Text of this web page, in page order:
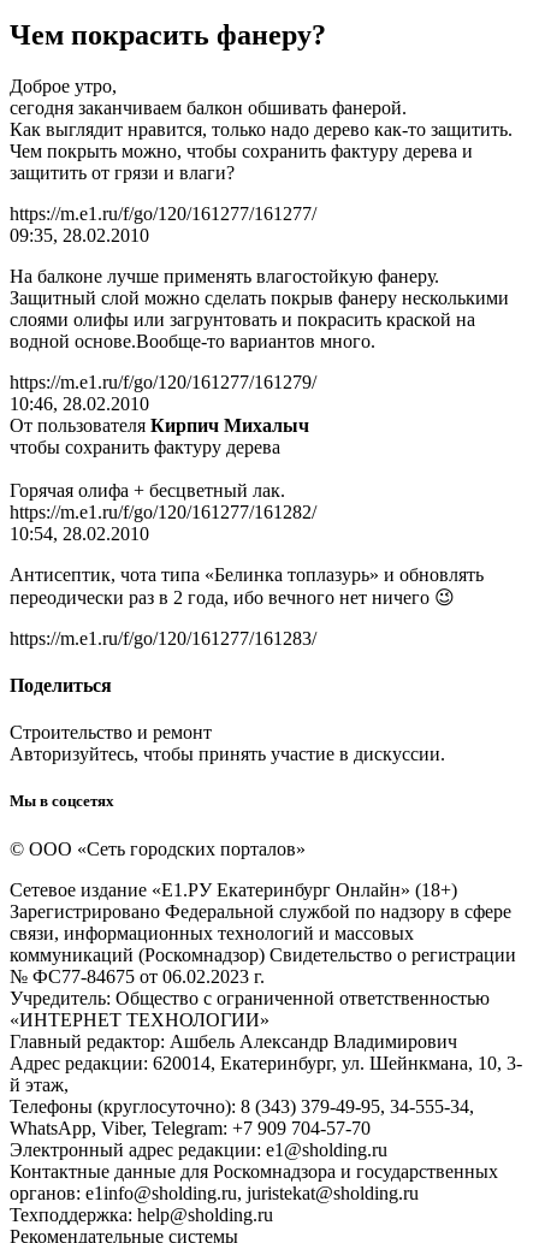
Чем покрасить фанеру?
Доброе утро,
сегодня заканчиваем балкон обшивать фанерой.
Как выглядит нравится, только надо дерево как-то защитить.
Чем покрыть можно, чтобы сохранить фактуру дерева и
защитить от грязи и влаги?
https://m.e1.ru/f/go/120/161277/161277/
09:35, 28.02.2010
На балконе лучше применять влагостойкую фанеру.
Защитный слой можно сделать покрыв фанеру несколькими
слоями олифы или загрунтовать и покрасить краской на
водной основе.Вообще-то вариантов много.
https://m.e1.ru/f/go/120/161277/161279/
10:46, 28.02.2010
От пользователя Кирпич Михалыч
чтобы сохранить фактуру дерева
Горячая олифа + бесцветный лак.
https://m.e1.ru/f/go/120/161277/161282/
10:54, 28.02.2010
Антисептик, чота типа «Белинка топлазурь» и обновлять
переодически раз в 2 года, ибо вечного нет ничего 😉
https://m.e1.ru/f/go/120/161277/161283/
Поделиться
Строительство и ремонт
Авторизуйтесь, чтобы принять участие в дискуссии.
Мы в соцсетях
© ООО «Сеть городских порталов»
Сетевое издание «Е1.РУ Екатеринбург Онлайн» (18+)
Зарегистрировано Федеральной службой по надзору в сфере
связи, информационных технологий и массовых
коммуникаций (Роскомнадзор) Свидетельство о регистрации
№ ФС77-84675 от 06.02.2023 г.
Учредитель: Общество с ограниченной ответственностью
«ИНТЕРНЕТ ТЕХНОЛОГИИ»
Главный редактор: Ашбель Александр Владимирович
Адрес редакции: 620014, Екатеринбург, ул. Шейнкмана, 10, 3-
й этаж,
Телефоны (круглосуточно): 8 (343) 379-49-95, 34-555-34,
WhatsApp, Viber, Telegram: +7 909 704-57-70
Электронный адрес редакции: e1@sholding.ru
Контактные данные для Роскомнадзора и государственных
органов: e1info@sholding.ru, juristekat@sholding.ru
Техподдержка: help@sholding.ru
Рекомендательные системы